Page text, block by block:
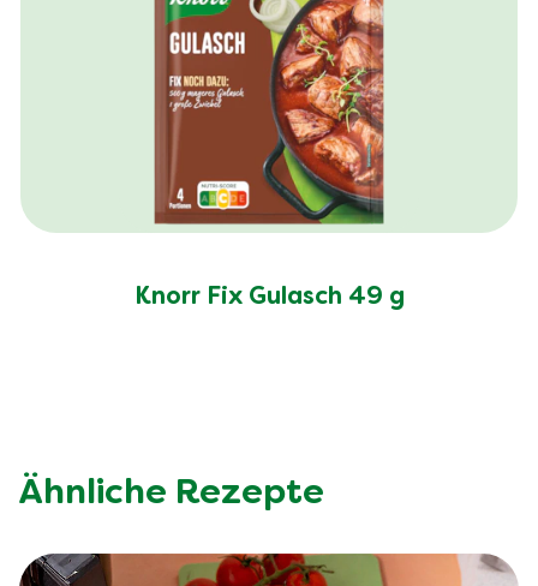
Knorr Fix Gulasch 49 g
Ähnliche Rezepte